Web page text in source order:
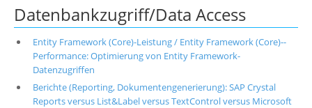
Datenbankzugriff/Data Access
Entity Framework (Core)-Leistung / Entity Framework (Core)--
Performance: Optimierung von Entity Framework-
Datenzugriffen
Berichte (Reporting, Dokumentengenerierung): SAP Crystal
Reports versus List&Label versus TextControl versus Microsoft